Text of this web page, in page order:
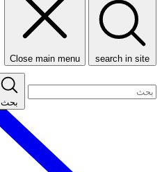
search in site
Close main menu
بحث